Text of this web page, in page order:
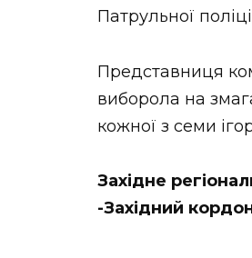
Патрульної
Представниця
виборола на
кожної з семи
Західне
-Західний